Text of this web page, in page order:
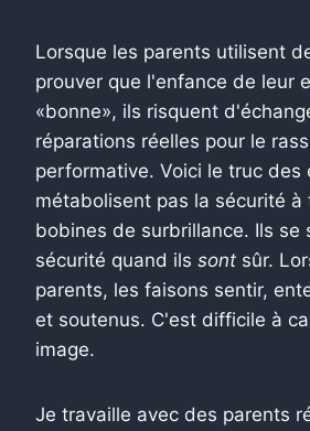
Lorsque les parents utilisent
prouver que l'enfance de leur
«bonne», ils risquent
réparations réelles pour le
performative. Voici le truc des
métabolisent pas la sécurité à
bobines de surbrillance. Ils se
sécurité quand ils sont sûr.
parents, les faisons sentir,
et soutenus. C'est difficile à
image.
Je travaille avec des parents